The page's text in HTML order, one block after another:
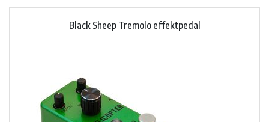
Black Sheep Tremolo effektpedal